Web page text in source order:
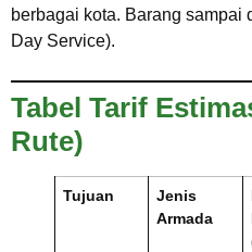
berbagai kota. Barang sampai
Day Service).
Tabel Tarif
Rute)
Tujuan
Jenis
Armada